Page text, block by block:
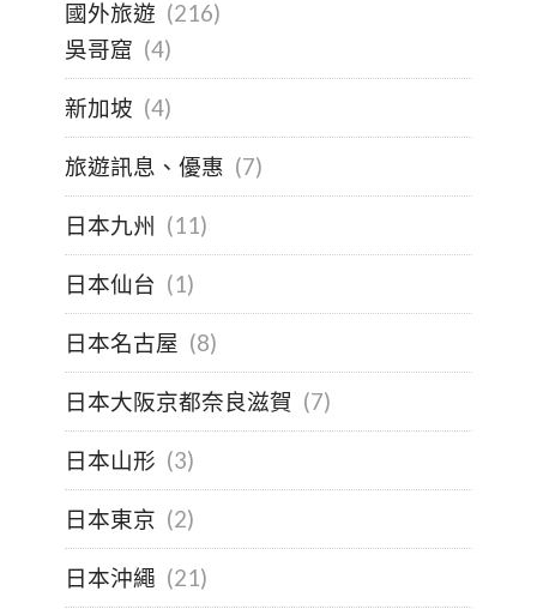
國外旅遊 (216)
吳哥窟 (4)
新加坡 (4)
旅遊訊息、優惠 (7)
日本九州 (11)
日本仙台 (1)
日本名古屋 (8)
日本大阪京都奈良滋賀 (7)
日本山形 (3)
日本東京 (2)
日本沖繩 (21)